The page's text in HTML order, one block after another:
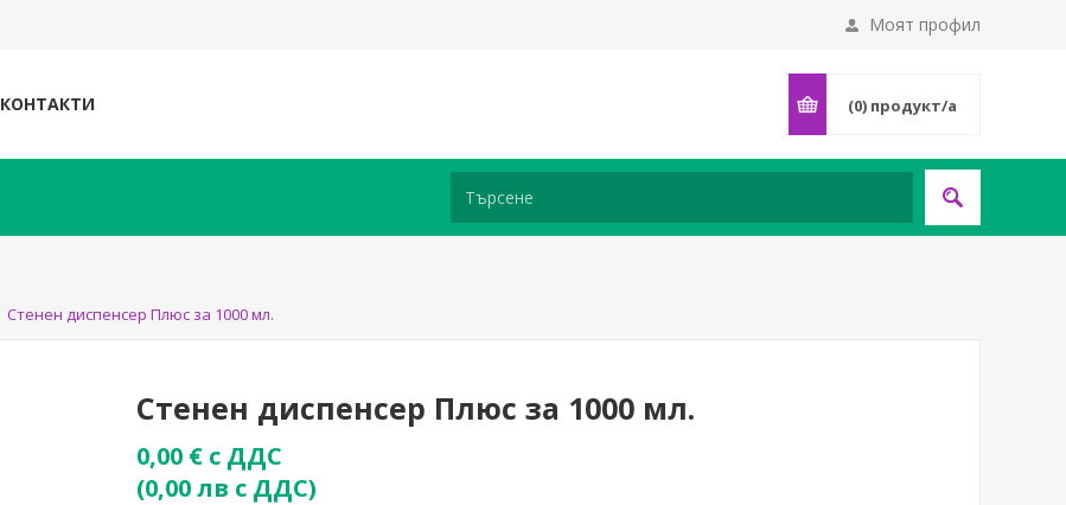
Моят профил
КОНТАКТИ (0) продукт/а
Стенен диспенсер Плюс за 1000 мл.
Стенен диспенсер Плюс за 1000 мл.
0,00 € с ДДС
(0,00 лв с ДДС)